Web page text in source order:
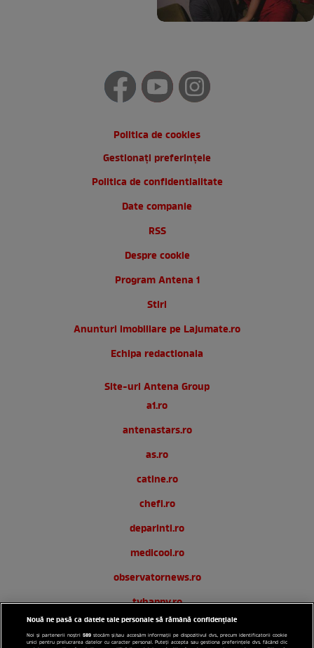
Politica de cookies
Gestionați preferințele
Politica de confidentialitate
Date companie
RSS
Despre cookie
Program Antena 1
Stiri
Anunturi imobiliare pe Lajumate.ro
Echipa redactionala
Site-uri Antena Group
a1.ro
antenastars.ro
as.ro
catine.ro
chefi.ro
deparinti.ro
medicool.ro
observatornews.ro
tvhappy.ro
useit.ro
Nouă ne pasă ca datele tale personale să rămână confidențiale
Noi și partenerii noștri589 stocăm și/sau accesăm informații pe dispozitivul dvs., precum identificatorii cookie
unici pentru prelucrarea datelor cu caracter personal. Puteți accepta sau gestiona preferințele dvs. făcând clic